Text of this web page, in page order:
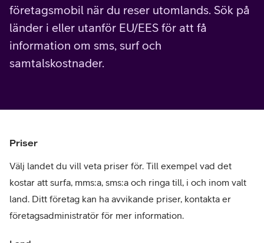
företagsmobil när du reser utomlands. Sök på
länder i eller utanför EU/EES för att få
information om sms, surf och
samtalskostnader.
Priser
Välj landet du vill veta priser för. Till exempel vad det
kostar att surfa, mms:a, sms:a och ringa till, i och inom valt
land. Ditt företag kan ha avvikande priser, kontakta er
företagsadministratör för mer information.